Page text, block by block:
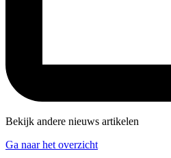
Bekijk andere nieuws artikelen
Ga naar het overzicht